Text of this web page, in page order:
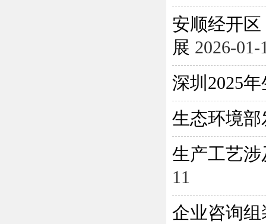
安顺经开
展 2026-01-
深圳2025
生态环境
生产工艺
11
企业咨询